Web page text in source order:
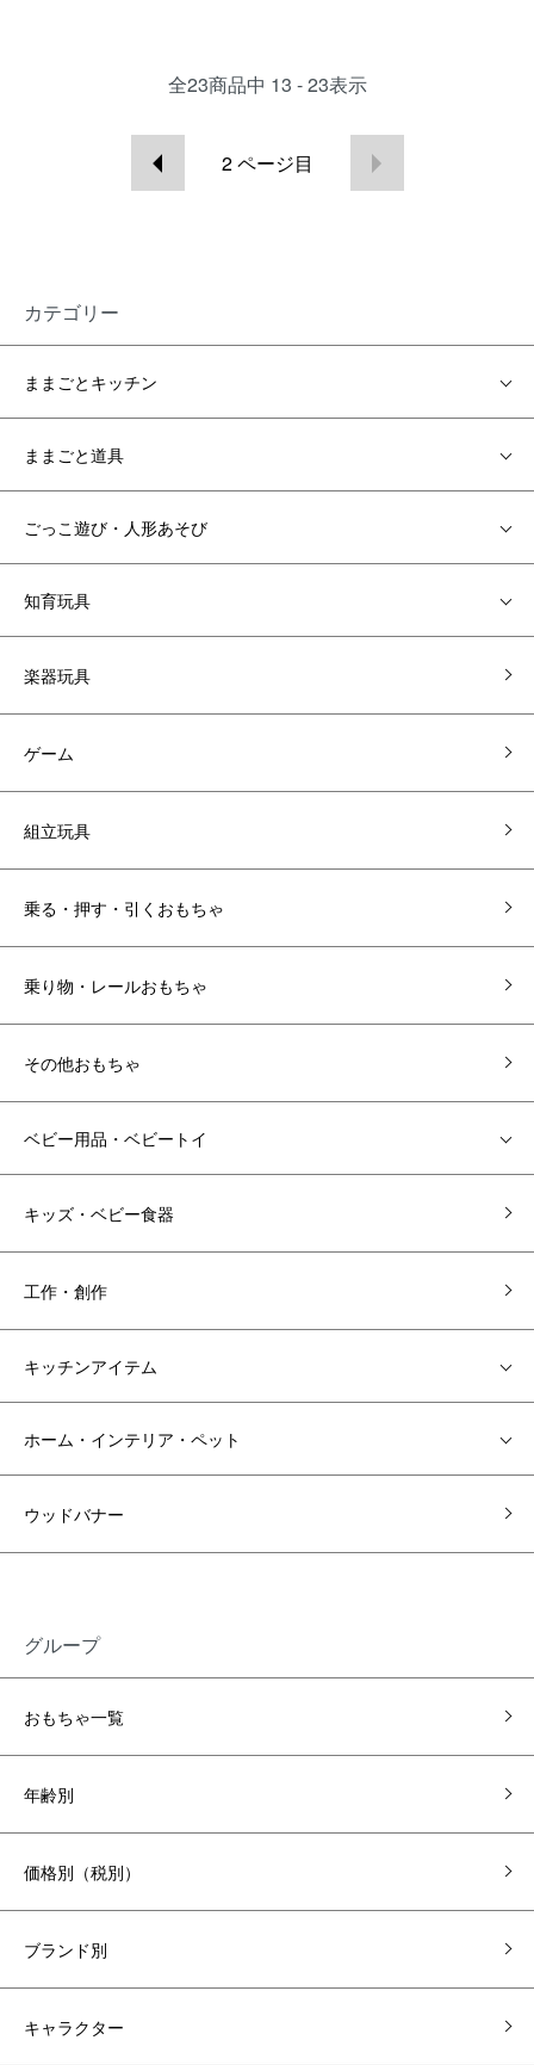
全23商品中 13 - 23表示
2ページ目
カテゴリー
ままごとキッチン
ままごと道具
ごっこ遊び・人形あそび
知育玩具
楽器玩具
ゲーム
組立玩具
乗る・押す・引くおもちゃ
乗り物・レールおもちゃ
その他おもちゃ
ベビー用品・ベビートイ
キッズ・ベビー食器
工作・創作
キッチンアイテム
ホーム・インテリア・ペット
ウッドバナー
グループ
おもちゃ一覧
年齢別
価格別（税別）
ブランド別
キャラクター